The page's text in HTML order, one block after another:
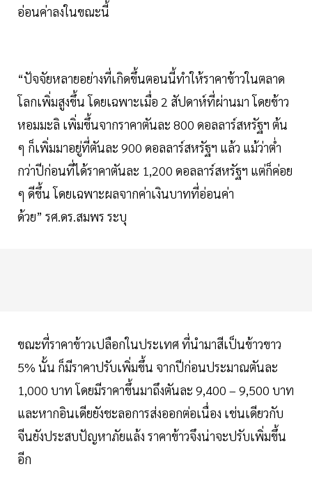
อ่อนค่าลงในขณะนี้
“ปัจจัยหลายอย่างที่เกิดขึ้นตอนนี้ทำให้ราคาข้าวในตลาด
โลกเพิ่มสูงขึ้น โดยเฉพาะเมื่อ 2 สัปดาห์ที่ผ่านมา โดยข้าว
หอมมะลิ เพิ่มขึ้นจากราคาตันละ 800 ดอลลาร์สหรัฐฯ ต้น
ๆ ก็เพิ่มมาอยู่ที่ตันละ 900 ดอลลาร์สหรัฐฯ แล้ว แม้ว่าต่ำ
กว่าปีก่อนที่ได้ราคาตันละ 1,200 ดอลลาร์สหรัฐฯ แต่ก็ค่อย
ๆ ดีขึ้น โดยเฉพาะผลจากค่าเงินบาทที่อ่อนค่า
ด้วย” รศ.ดร.สมพร ระบุ
ขณะที่ราคาข้าวเปลือกในประเทศ ที่นำมาสีเป็นข้าวขาว
5% นั้น ก็มีราคาปรับเพิ่มขึ้น จากปีก่อนประมาณตันละ
1,000 บาท โดยมีราคาขึ้นมาถึงตันละ 9,400 – 9,500 บาท
และหากอินเดียยังชะลอการส่งออกต่อเนื่อง เช่นเดียวกับ
จีนยังประสบปัญหาภัยแล้ง ราคาข้าวจึงน่าจะปรับเพิ่มขึ้น
อีก